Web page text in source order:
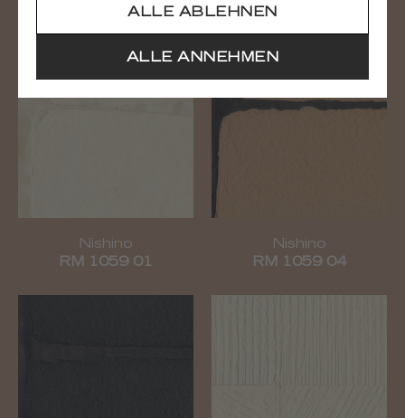
RM 1058 04
RM 1058 80
Nishino
RM 1059 01
Nishino
RM 1059 04
ALLE ABLEHNEN
ALLE ANNEHMEN